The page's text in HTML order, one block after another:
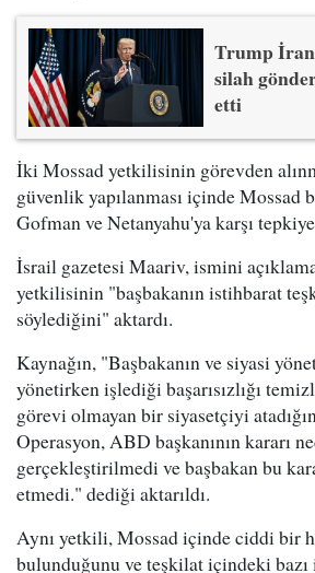
Trump
silah
etti
İki Mossad yetkilisinin görevden
güvenlik yapılanması içinde Mossad
Gofman ve Netanyahu'ya karşı
İsrail gazetesi Maariv, ismini
yetkilisinin "başbakanın istihbarat
söylediğini" aktardı.
Kaynağın, "Başbakanın ve siyasi
yönetirken işlediği başarısızlığı
görevi olmayan bir siyasetçiyi
Operasyon, ABD başkanının kararı
gerçekleştirilmedi ve başbakan bu
etmedi." dediği aktarıldı.
Aynı yetkili, Mossad içinde ciddi bir
bulunduğunu ve teşkilat içindeki